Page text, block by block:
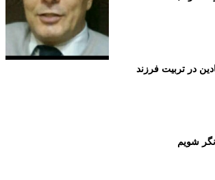
در تربیت فرزند
شویم